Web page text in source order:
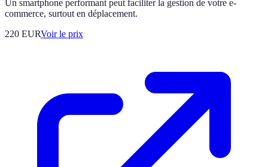
Un smartphone performant peut faciliter la gestion de votre e-
commerce, surtout en déplacement.
220 EURVoir le prix